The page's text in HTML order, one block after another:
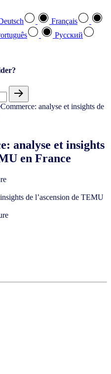
Français
Pусский
analyse et insights
en France
de l’ascension de TEMU